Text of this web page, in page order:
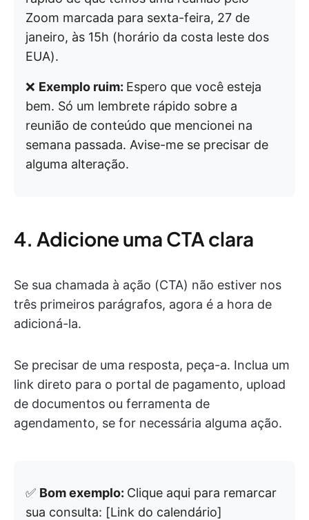
Zoom marcada para sexta-feira, 27 de
janeiro, às 15h (horário da costa leste dos
EUA).
❌ Exemplo ruim: Espero que você esteja
bem. Só um lembrete rápido sobre a
reunião de conteúdo que mencionei na
semana passada. Avise-me se precisar de
alguma alteração.
4. Adicione uma CTA clara
Se sua chamada à ação (CTA) não estiver nos
três primeiros parágrafos, agora é a hora de
adicioná-la.
Se precisar de uma resposta, peça-a. Inclua um
link direto para o portal de pagamento, upload
de documentos ou ferramenta de
agendamento, se for necessária alguma ação.
✅ Bom exemplo: Clique aqui para remarcar
sua consulta: [Link do calendário]